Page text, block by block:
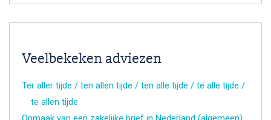
Veelbekeken adviezen
Ter aller tijde / ten allen tijde / ten alle tijde / te alle tijde /
te allen tijde